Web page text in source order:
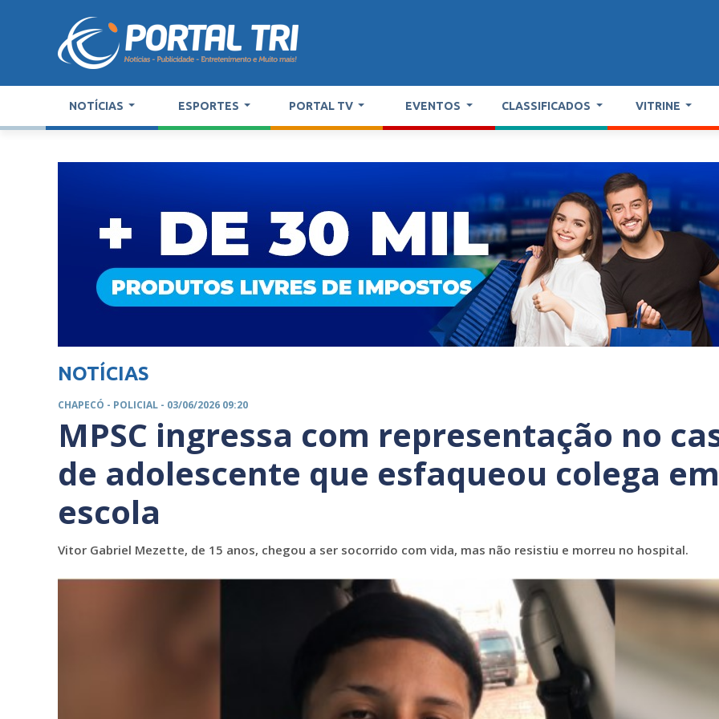
NOTÍCIAS ESPORTES PORTAL TV EVENTOS CLASSIFICADOS VITRINE
NOTÍCIAS
CHAPECÓ - POLICIAL - 03/06/2026 09:20
MPSC ingressa com representação no
de adolescente que esfaqueou colega em
escola
Vitor Gabriel Mezette, de 15 anos, chegou a ser socorrido com vida, mas não resistiu e morreu no hospital.